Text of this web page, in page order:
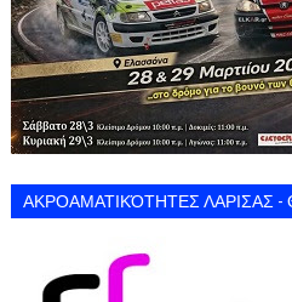
ΑΚΡΟΑΜΑΤΙΚΌΤΗΤΕΣ ΛΑΡΙΣΑΣ -